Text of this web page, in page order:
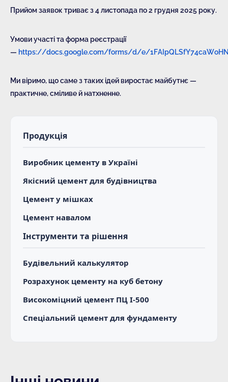
Прийом заявок триває з 4 листопада по 2 грудня 2025 року.
Умови участі та форма реєстрації
— https://docs.google.com/forms/d/e/
Ми віримо, що саме з таких ідей виростає майбутнє —
практичне, сміливе й натхненне.
Продукція
Виробник цементу в Україні
Якісний цемент для будівництва
Цемент у мішках
Цемент навалом
Інструменти та рішення
Будівельний калькулятор
Розрахунок цементу на куб бетону
Високоміцний цемент ПЦ І-500
Спеціальний цемент для фундаменту